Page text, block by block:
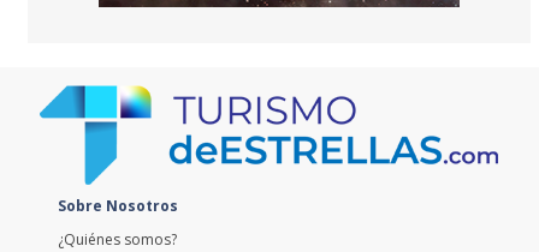
Sobre Nosotros
¿Quiénes somos?